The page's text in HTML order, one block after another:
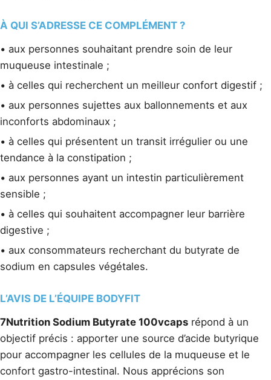
À QUI S’ADRESSE CE COMPLÉMENT ?
• aux personnes souhaitant prendre soin de leur
muqueuse intestinale ;
• à celles qui recherchent un meilleur confort digestif ;
• aux personnes sujettes aux ballonnements et aux
inconforts abdominaux ;
• à celles qui présentent un transit irrégulier ou une
tendance à la constipation ;
• aux personnes ayant un intestin particulièrement
sensible ;
• à celles qui souhaitent accompagner leur barrière
digestive ;
• aux consommateurs recherchant du butyrate de
sodium en capsules végétales.
L’AVIS DE L’ÉQUIPE BODYFIT
7Nutrition Sodium Butyrate 100vcaps répond à un
objectif précis : apporter une source d’acide butyrique
pour accompagner les cellules de la muqueuse et le
confort gastro-intestinal. Nous apprécions son